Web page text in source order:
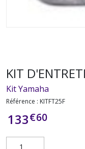
KIT
Kit Yamaha
Référence : KITFT25F
133€60